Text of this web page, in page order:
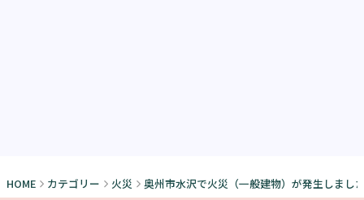
HOME カテゴリー 火災 奥州市水沢で火災（一般建物）が発生しまし